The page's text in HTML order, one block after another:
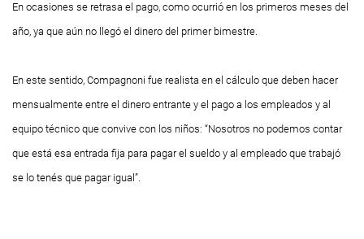
En ocasiones se retrasa el pago, como ocurrió en los primeros meses del
año, ya que aún no llegó el dinero del primer bimestre.
En este sentido, Compagnoni fue realista en el cálculo que deben hacer
mensualmente entre el dinero entrante y el pago a los empleados y al
equipo técnico que convive con los niños: “Nosotros no podemos contar
que está esa entrada fija para pagar el sueldo y al empleado que trabajó
se lo tenés que pagar igual”.